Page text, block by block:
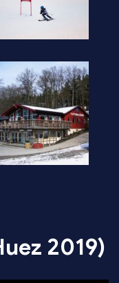
2019)